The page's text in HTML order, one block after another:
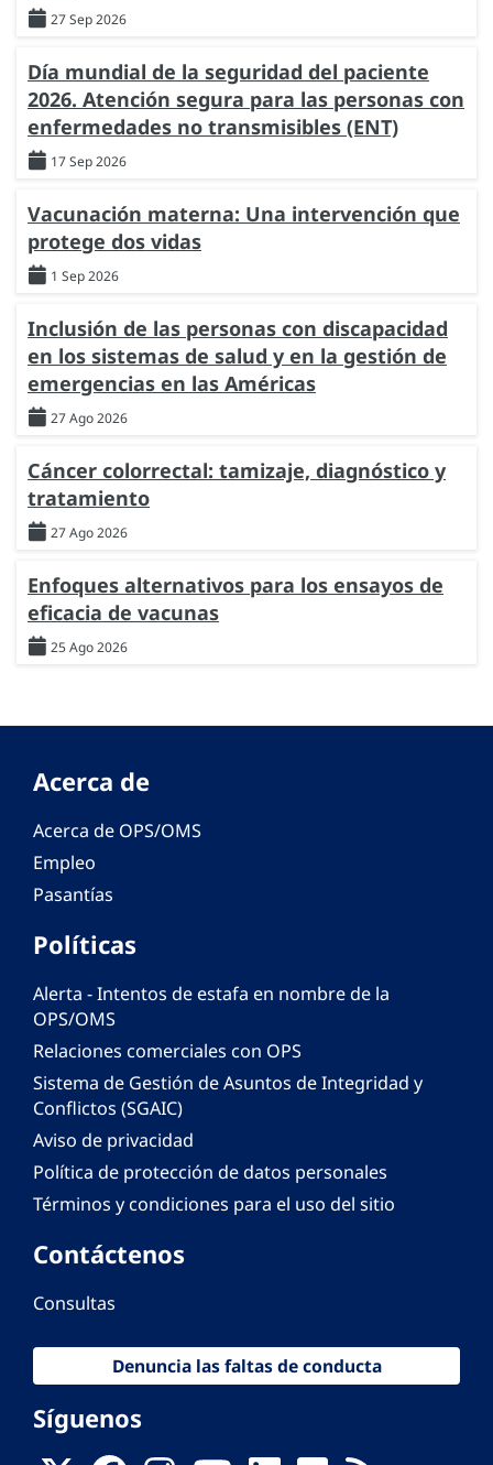
27 Sep 2026
Día mundial de la seguridad del paciente
2026. Atención segura para las personas con
enfermedades no transmisibles (ENT)
17 Sep 2026
Vacunación materna: Una intervención que
protege dos vidas
1 Sep 2026
Inclusión de las personas con discapacidad
en los sistemas de salud y en la gestión de
emergencias en las Américas
27 Ago 2026
Cáncer colorrectal: tamizaje, diagnóstico y
tratamiento
27 Ago 2026
Enfoques alternativos para los ensayos de
eficacia de vacunas
25 Ago 2026
Acerca de
Acerca de OPS/OMS
Empleo
Pasantías
Políticas
Alerta - Intentos de estafa en nombre de la
OPS/OMS
Relaciones comerciales con OPS
Sistema de Gestión de Asuntos de Integridad y
Conflictos (SGAIC)
Aviso de privacidad
Política de protección de datos personales
Términos y condiciones para el uso del sitio
Contáctenos
Consultas
Denuncia las faltas de conducta
Síguenos